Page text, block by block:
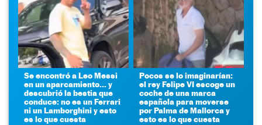
Se encontró a Leo Messi
en un aparcamiento... y
descubrió la bestia que
conduce: no es un Ferrari
ni un Lamborghini y esto
es lo que cuesta
Pocos se lo imaginarían:
el rey Felipe VI escoge un
coche de una marca
española para moverse
por Palma de Mallorca y
esto es lo que cuesta